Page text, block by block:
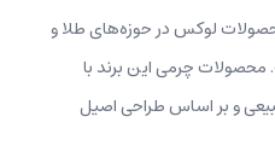
لوکس در حوزه‌های طلا و
چرمی این برند با
و بر اساس طراحی اصیل